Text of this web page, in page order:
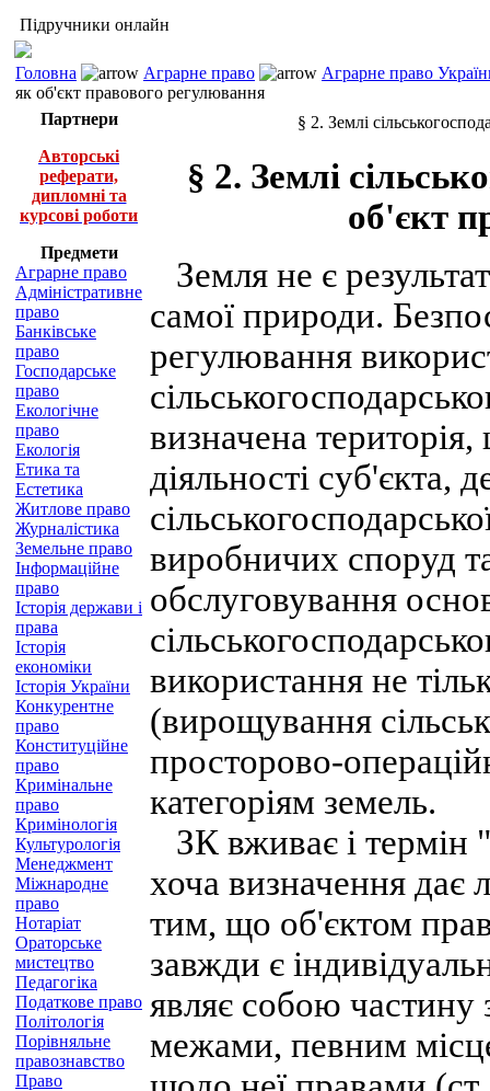
Підручники онлайн
Головна Аграрне право
Аграрне право
як об'єкт правового регулювання
Партнери
Авторські
реферати,
дипломні та
курсові роботи
Предмети
Аграрне право
Адміністративне
право
Банківське
право
Господарське
право
Екологічне
право
Екологія
Етика та
Естетика
Житлове право
Журналістика
Земельне право
Інформаційне
право
Історія держави і
права
Історія
економіки
Історія України
Конкурентне
право
Конституційне
право
Кримінальне
право
Кримінологія
Культурологія
Менеджмент
Міжнародне
право
Нотаріат
Ораторське
мистецтво
Педагогіка
Податкове право
Політологія
Порівняльне
правознавство
Право
§ 2. Землі
§ 2. Землі
об'єкт
Земля не є
самої природи.
регулювання
визначена
діяльності суб'єкта,
виробничих споруд
обслуговування
використання не
(вирощування
просторово-
категоріям земель.
ЗК вживає і термін
хоча визначення
тим, що об'єктом
завжди є
являє собою частину
межами, певним